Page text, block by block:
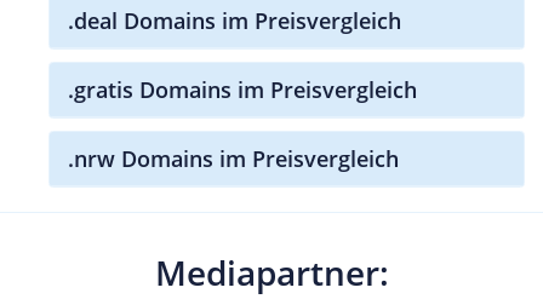
.deal Domains im Preisvergleich
.gratis Domains im Preisvergleich
.nrw Domains im Preisvergleich
Mediapartner: